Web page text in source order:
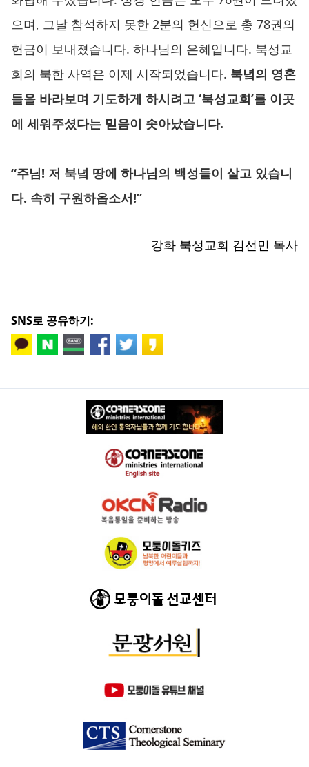
으며, 그날 참석하지 못한 2분의 헌신으로 총 78권의
헌금이 보내졌습니다. 하나님의 은혜입니다. 북성교
회의 북한 사역은 이제 시작되었습니다. 북녘의 영혼
들을 바라보며 기도하게 하시려고 ‘북성교회’를 이곳
에 세워주셨다는 믿음이 솟아났습니다.
“주님! 저 북녘 땅에 하나님의 백성들이 살고 있습니
다. 속히 구원하옵소서!”
강화 북성교회 김선민 목사
SNS로 공유하기: